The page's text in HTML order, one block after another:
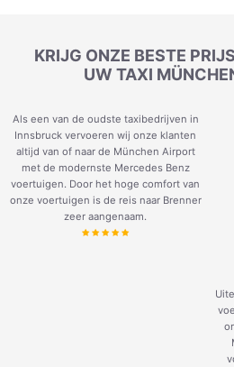
KRIJG ONZE BESTE
UW TAXI
Als een van de oudste taxibedrijven in
Innsbruck vervoeren wij onze klanten
altijd van of naar de München Airport
met de modernste Mercedes Benz
voertuigen. Door het hoge comfort van
onze voertuigen is de reis naar Brenner
zeer aangenaam.